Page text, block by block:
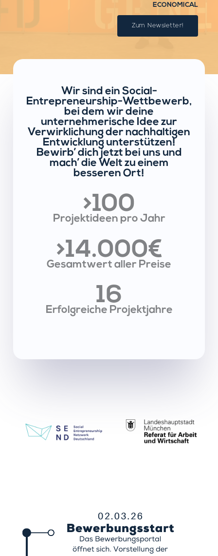
ECONOMICAL
Zum Newsletter!
Wir sind ein Social-
Entrepreneurship-Wettbewerb,
bei dem wir deine
unternehmerische Idee zur
Verwirklichung der nachhaltigen
Entwicklung unterstützen!
Bewirb’ dich jetzt bei uns und
mach’ die Welt zu einem
besseren Ort!
>100
Projektideen pro Jahr
>14.000€
Gesamtwert aller Preise
16
Erfolgreiche Projektjahre